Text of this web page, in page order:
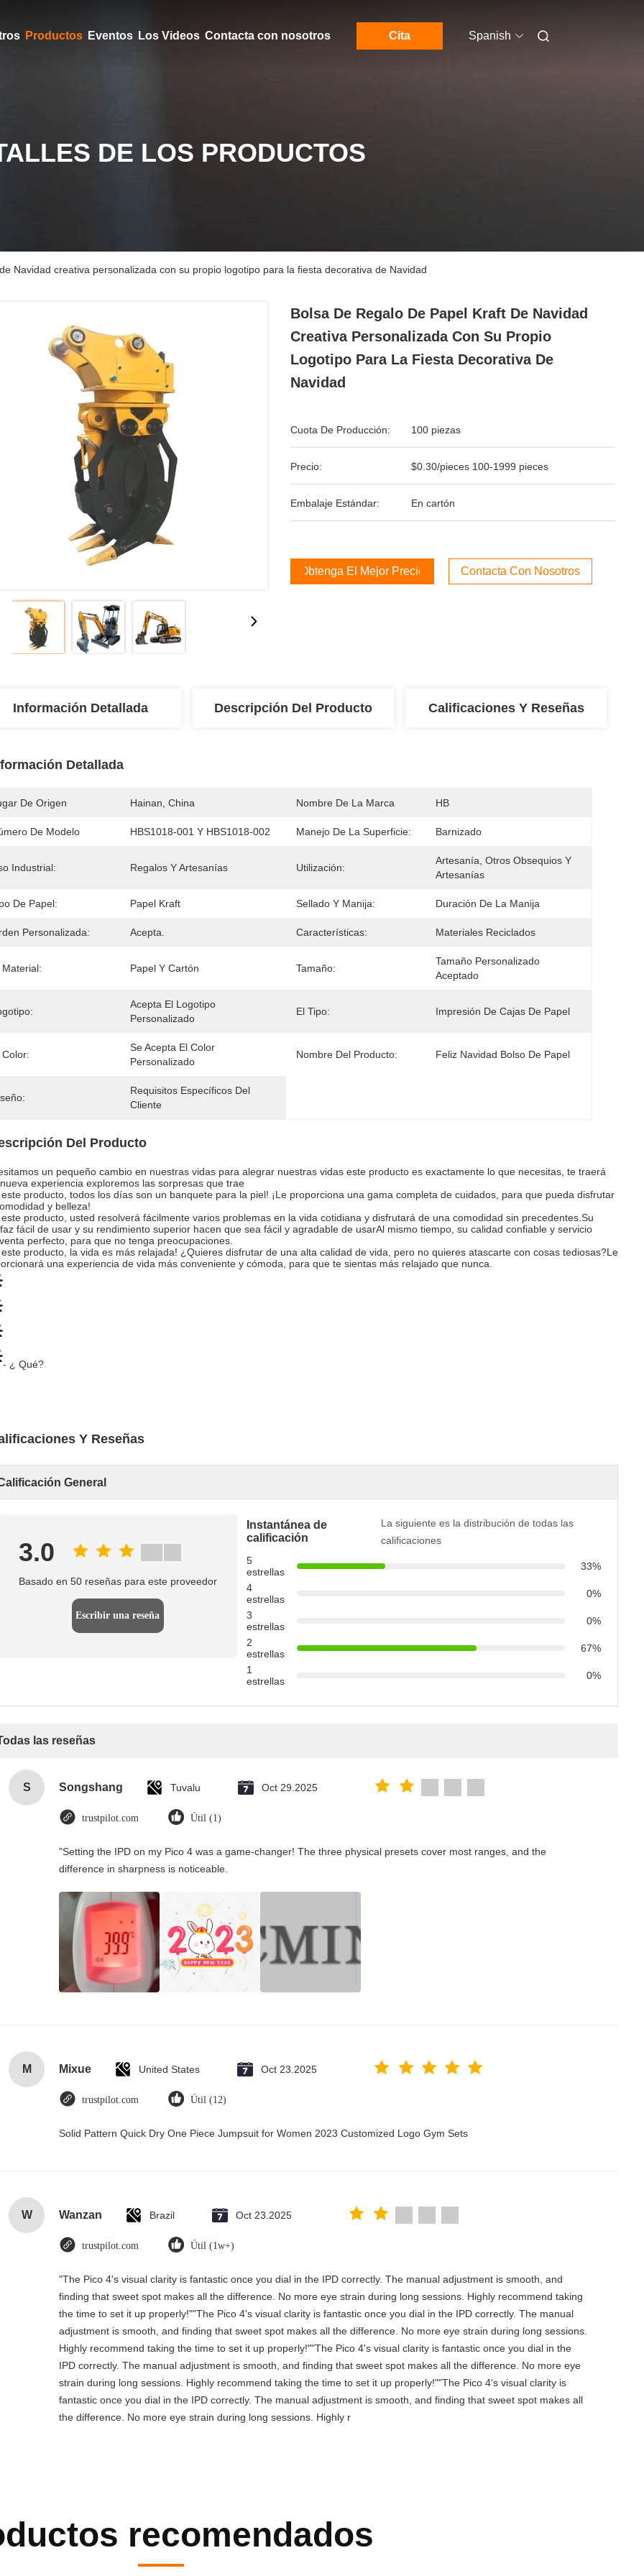
Productos Eventos Los Videos Contacta con nosotros Cita Spanish
DE LOS PRODUCTOS
Navidad creativa personalizada con su propio logotipo para la fiesta decorativa de Navidad
Bolsa De Regalo De Papel Kraft De Navidad
Creativa Personalizada Con Su Propio
Logotipo Para La Fiesta Decorativa De
Navidad
Cuota De Producción: 100 piezas
Precio: $0.30/pieces 100-1999 pieces
Embalaje Estándar: En cartón
Obtenga El Mejor Precio Contacta Con Nosotros
Información Detallada Descripción Del Producto Calificaciones Y Reseñas
Detallada
De Origen Hainan, China Nombre De La Marca HB
De Modelo HBS1018-001 Y HBS1018-002 Manejo De La Superficie: Barnizado
Industrial: Regalos Y Artesanías Utilización:
Artesanía, Otros Obsequios Y
Artesanías
De Papel: Papel Kraft Sellado Y Manija: Duración De La Manija
Personalizada: Acepta. Características: Materiales Reciclados
Material: Papel Y Cartón Tamaño:
Tamaño Personalizado
Aceptado
Acepta El Logotipo
Personalizado
El Tipo: Impresión De Cajas De Papel
Color:
Se Acepta El Color
Personalizado
Nombre Del Producto: Feliz Navidad Bolso De Papel
Requisitos Específicos Del
Cliente
Del Producto
un pequeño cambio en nuestras vidas para alegrar nuestras vidas este producto es exactamente lo que necesitas, te traerá
experiencia exploremos las sorpresas que trae
producto, todos los días son un banquete para la piel! ¡Le proporciona una gama completa de cuidados, para que pueda disfrutar
y belleza!
producto, usted resolverá fácilmente varios problemas en la vida cotidiana y disfrutará de una comodidad sin precedentes.Su
fácil de usar y su rendimiento superior hacen que sea fácil y agradable de usarAl mismo tiempo, su calidad confiable y servicio
perfecto, para que no tenga preocupaciones.
producto, la vida es más relajada! ¿Quieres disfrutar de una alta calidad de vida, pero no quieres atascarte con cosas tediosas?Le
una experiencia de vida más conveniente y cómoda, para que te sientas más relajado que nunca.
- ¿ Qué?
Y Reseñas
General
3.0
Basado en 50 reseñas para este proveedor
Escribir una reseña
Instantánea de
calificación
La siguiente es la distribución de todas las
calificaciones
5
estrellas
33%
4
estrellas
0%
3
estrellas
0%
2
estrellas
67%
1
estrellas
0%
las reseñas
S Songshang Tuvalu Oct 29.2025
trustpilot.com Útil (1)
"Setting the IPD on my Pico 4 was a game-changer! The three physical presets cover most ranges, and the
difference in sharpness is noticeable.
M Mixue United States Oct 23.2025
trustpilot.com Útil (12)
Solid Pattern Quick Dry One Piece Jumpsuit for Women 2023 Customized Logo Gym Sets
W Wanzan Brazil Oct 23.2025
trustpilot.com Útil (1w+)
"The Pico 4's visual clarity is fantastic once you dial in the IPD correctly. The manual adjustment is smooth, and
finding that sweet spot makes all the difference. No more eye strain during long sessions. Highly recommend taking
the time to set it up properly!""The Pico 4's visual clarity is fantastic once you dial in the IPD correctly. The manual
adjustment is smooth, and finding that sweet spot makes all the difference. No more eye strain during long sessions.
Highly recommend taking the time to set it up properly!""The Pico 4's visual clarity is fantastic once you dial in the
IPD correctly. The manual adjustment is smooth, and finding that sweet spot makes all the difference. No more eye
strain during long sessions. Highly recommend taking the time to set it up properly!""The Pico 4's visual clarity is
fantastic once you dial in the IPD correctly. The manual adjustment is smooth, and finding that sweet spot makes all
the difference. No more eye strain during long sessions. Highly r
recomendados